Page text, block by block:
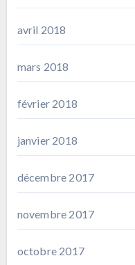
avril 2018
mars 2018
février 2018
janvier 2018
décembre 2017
novembre 2017
octobre 2017